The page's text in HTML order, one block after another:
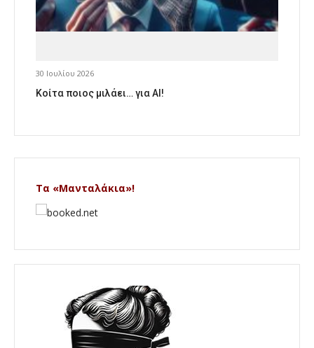
30 Ιουλίου 2026
Κοίτα ποιος μιλάει… για AI!
Τα «Μανταλάκια»!